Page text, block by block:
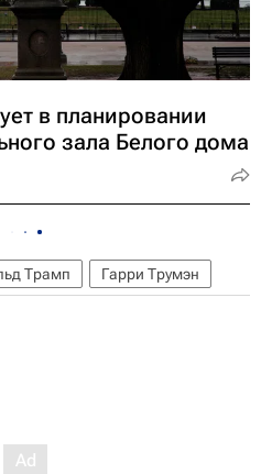
в планировании
зала Белого дома
Трамп Гарри Трумэн